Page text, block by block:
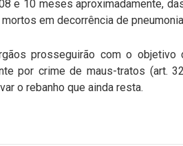
e 10 meses aproximadamente,
em decorrência de
prosseguirão com o objetivo
por crime de maus-tratos (art.
o rebanho que ainda resta.